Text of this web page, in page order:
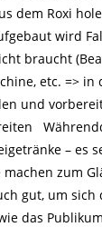
dem Roxi
wird
braucht
etc. => in
und
– es
zum
gut, um sich
das